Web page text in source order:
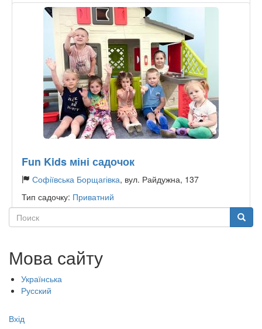
Fun Kids міні садочок
Софіївська Борщагівка, вул. Райдужна, 137
Тип садочку: Приватний
Поиск
Поиск
Мова сайту
Українська
Русский
Меню
Вхід